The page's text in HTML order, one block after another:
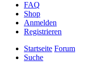
FAQ
Shop
Anmelden
Registrieren
Startseite Forum
Suche